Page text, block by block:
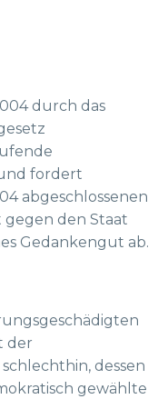
durch das
fordert
abgeschlossenen
gegen den Staat
Gedankengut ab.
der
dessen
gewählte